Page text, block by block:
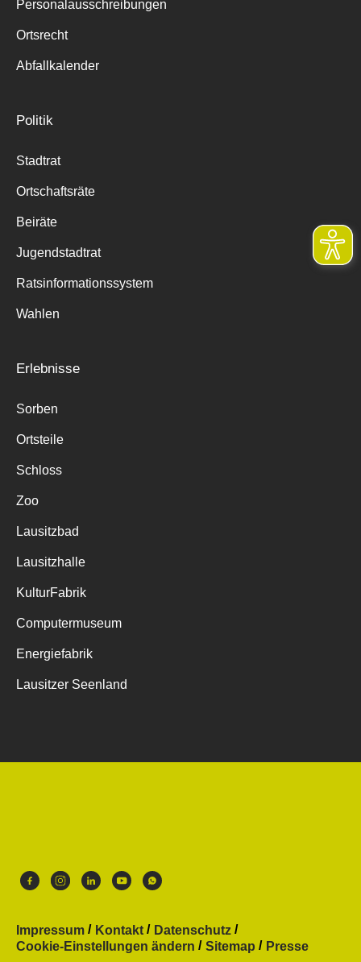
Personalausschreibungen
Ortsrecht
Abfallkalender
Politik
Stadtrat
Ortschaftsräte
Beiräte
Jugendstadtrat
Ratsinformationssystem
Wahlen
Erlebnisse
Sorben
Ortsteile
Schloss
Zoo
Lausitzbad
Lausitzhalle
KulturFabrik
Computermuseum
Energiefabrik
Lausitzer Seenland
Impressum Kontakt
Datenschutz
Cookie-Einstellungen ändern
Sitemap Presse